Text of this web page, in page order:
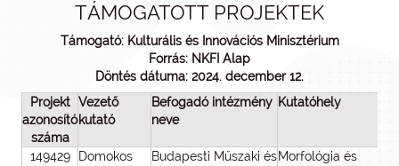
TÁMOGATOTT PROJEKTEK
Támogató: Kulturális és Innovációs Minisztérium
Forrás: NKFI Alap
Döntés dátuma: 2024. december 12.
Projekt
azonosító
száma
Vezető
kutató
Befogadó intézmény
neve
Kutatóhely
149429
Domokos
Budapesti Műszaki ésMorfológia és